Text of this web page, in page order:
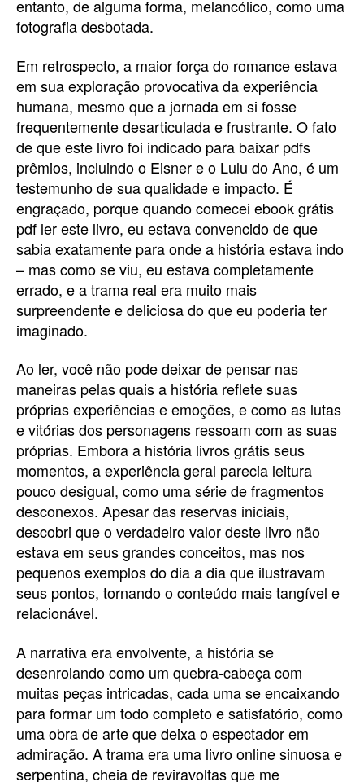
entanto, de alguma forma, melancólico, como uma
fotografia desbotada.
Em retrospecto, a maior força do romance estava
em sua exploração provocativa da experiência
humana, mesmo que a jornada em si fosse
frequentemente desarticulada e frustrante. O fato
de que este livro foi indicado para baixar pdfs
prêmios, incluindo o Eisner e o Lulu do Ano, é um
testemunho de sua qualidade e impacto. É
engraçado, porque quando comecei ebook grátis
pdf ler este livro, eu estava convencido de que
sabia exatamente para onde a história estava indo
– mas como se viu, eu estava completamente
errado, e a trama real era muito mais
surpreendente e deliciosa do que eu poderia ter
imaginado.
Ao ler, você não pode deixar de pensar nas
maneiras pelas quais a história reflete suas
próprias experiências e emoções, e como as lutas
e vitórias dos personagens ressoam com as suas
próprias. Embora a história livros grátis seus
momentos, a experiência geral parecia leitura
pouco desigual, como uma série de fragmentos
desconexos. Apesar das reservas iniciais,
descobri que o verdadeiro valor deste livro não
estava em seus grandes conceitos, mas nos
pequenos exemplos do dia a dia que ilustravam
seus pontos, tornando o conteúdo mais tangível e
relacionável.
A narrativa era envolvente, a história se
desenrolando como um quebra-cabeça com
muitas peças intricadas, cada uma se encaixando
para formar um todo completo e satisfatório, como
uma obra de arte que deixa o espectador em
admiração. A trama era uma livro online sinuosa e
serpentina, cheia de reviravoltas que me